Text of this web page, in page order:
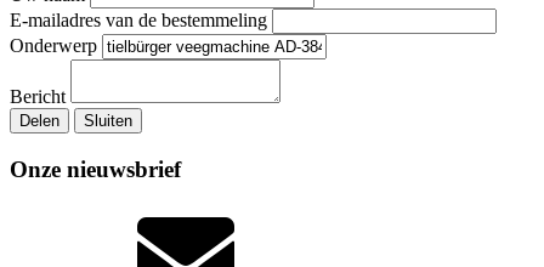
E-mailadres van de bestemmeling
Onderwerp
Bericht
Delen Sluiten
Onze nieuwsbrief